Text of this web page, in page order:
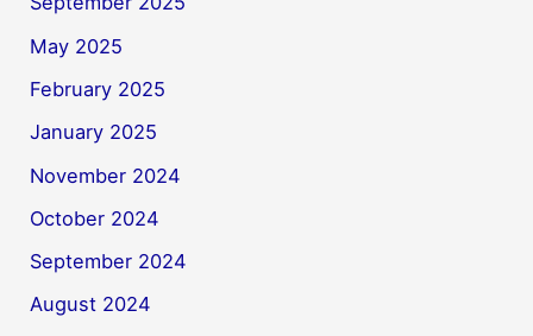
May 2025
February 2025
January 2025
November 2024
October 2024
September 2024
August 2024